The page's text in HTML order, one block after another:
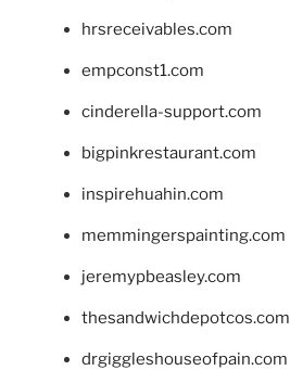
hrsreceivables.com
empconst1.com
cinderella-support.com
bigpinkrestaurant.com
inspirehuahin.com
memmingerspainting.com
jeremypbeasley.com
thesandwichdepotcos.com
drgiggleshouseofpain.com